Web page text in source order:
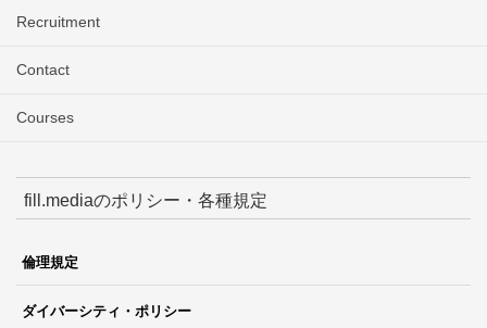
Recruitment
Contact
Courses
fill.mediaのポリシー・各種規定
倫理規定
ダイバーシティ・ポリシー